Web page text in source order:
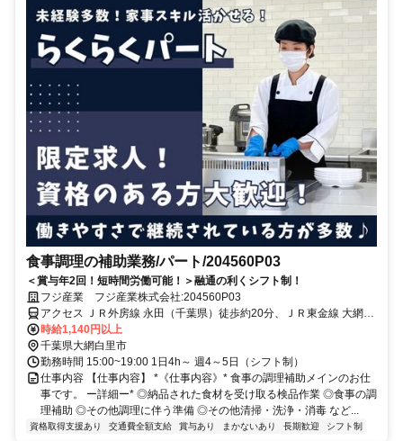
食事調理の補助業務/パート/204560P03
＜賞与年2回！短時間労働可能！＞融通の利くシフト制！
フジ産業 フジ産業株式会社:204560P03
アクセス ＪＲ外房線 永田（千葉県）徒歩約20分、ＪＲ東金線 大網徒
歩約39分、ＪＲ外房線/ＪＲ総武本線 大網徒歩約39分
時給1,140円以上
千葉県大網白里市
勤務時間 15:00~19:00 1日4h～ 週4～5日（シフト制）
仕事内容 【仕事内容】 *《仕事内容》* 食事の調理補助メインのお仕
事です。 ー詳細ー* ◎納品された食材を受け取る検品作業 ◎食事の調
理補助 ◎その他調理に伴う準備 ◎その他清掃・洗浄・消毒 など...
資格取得支援あり 交通費全額支給 賞与あり まかないあり 長期歓迎 シフト制